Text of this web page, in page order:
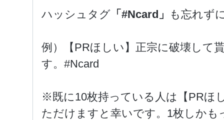
ハッシュタグ 「#Ncard」 も忘れず
例）【PRほしい】正宗に破壊して
す。#Ncard
※既に10枚持っている人は【PRほ
ただけますと幸いです。 1枚しかも